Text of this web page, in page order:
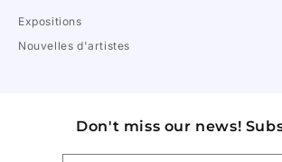
Expositions
Nouvelles d'artistes
Don't miss our news!